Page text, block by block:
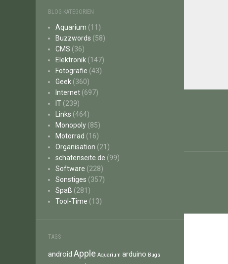
BLOG-KATEGORIEN
Aquarium (11)
Buzzwords (58)
CMS (36)
Elektronik (147)
Fotografie (43)
Geek (360)
Internet (697)
IT (239)
Links (464)
Monopoly (85)
Motorrad (16)
Organisation (21)
schatenseite.de (99)
Software (228)
Sonstiges (357)
Spaß (281)
Tool-Time (13)
TAGS
android Apple Aquarium arduino Bugs